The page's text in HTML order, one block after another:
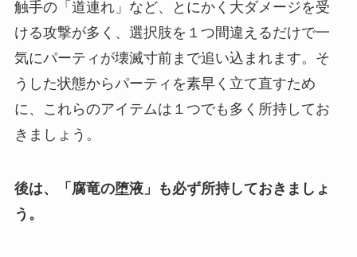
触手の「道連れ」など、とにかく大ダメージを受
ける攻撃が多く、選択肢を１つ間違えるだけで一
気にパーティが壊滅寸前まで追い込まれます。そ
うした状態からパーティを素早く立て直すため
に、これらのアイテムは１つでも多く所持してお
きましょう。
後は、「腐竜の堕液」も必ず所持しておきましょ
う。